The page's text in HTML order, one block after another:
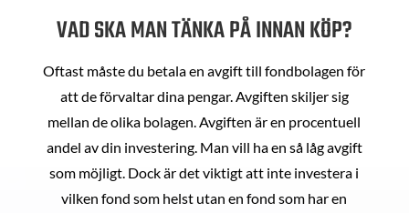
VAD SKA MAN TÄNKA PÅ INNAN KÖP?
Oftast måste du betala en avgift till fondbolagen för
att de förvaltar dina pengar. Avgiften skiljer sig
mellan de olika bolagen. Avgiften är en procentuell
andel av din investering. Man vill ha en så låg avgift
som möjligt. Dock är det viktigt att inte investera i
vilken fond som helst utan en fond som har en